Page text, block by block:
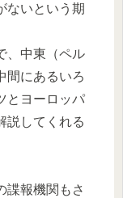
ないという期
、中東（ペル
間にあるいろ
とヨーロッパ
説してくれる
諜報機関もさ